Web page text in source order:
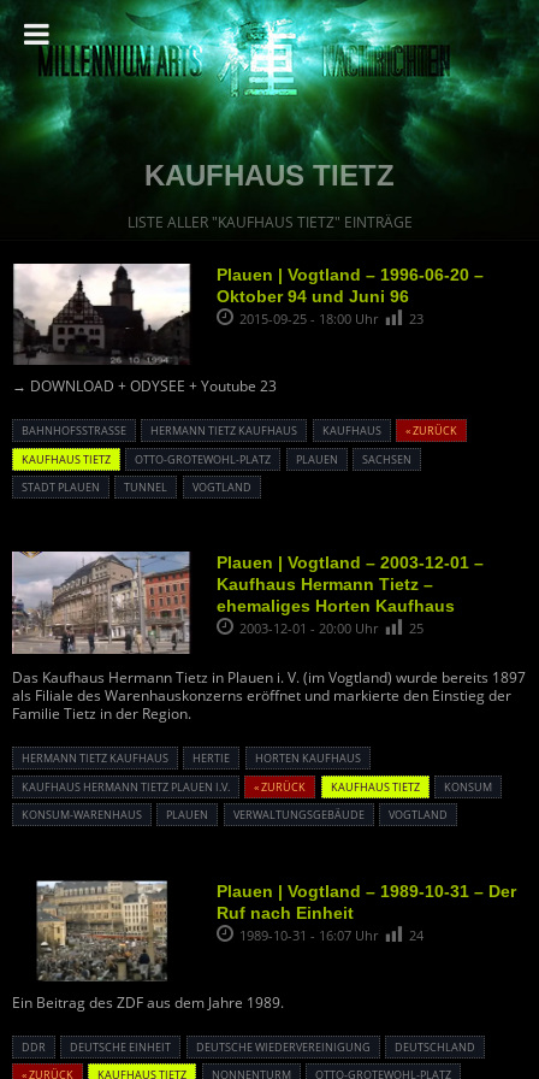
KAUFHAUS TIETZ
LISTE ALLER "KAUFHAUS TIETZ" EINTRÄGE
Plauen | Vogtland – 1996-06-20 –
Oktober 94 und Juni 96
2015-09-25 - 18:00 Uhr 23
→ DOWNLOAD + ODYSEE + Youtube 23
BAHNHOFSSTRASSE HERMANN TIETZ KAUFHAUS KAUFHAUS
« ZURÜCK
KAUFHAUS TIETZ
OTTO-GROTEWOHL-PLATZ PLAUEN
SACHSEN
STADT PLAUEN
TUNNEL VOGTLAND
Plauen | Vogtland – 2003-12-01 –
Kaufhaus Hermann Tietz –
ehemaliges Horten Kaufhaus
2003-12-01 - 20:00 Uhr 25
Das Kaufhaus Hermann Tietz in Plauen i. V. (im Vogtland) wurde bereits 1897
als Filiale des Warenhauskonzerns eröffnet und markierte den Einstieg der
Familie Tietz in der Region.
HERMANN TIETZ KAUFHAUS HERTIE
HORTEN KAUFHAUS
KAUFHAUS HERMANN TIETZ PLAUEN I.V.
« ZURÜCK KAUFHAUS TIETZ
KONSUM
KONSUM-WARENHAUS
PLAUEN VERWALTUNGSGEBÄUDE VOGTLAND
Plauen | Vogtland – 1989-10-31 – Der
Ruf nach Einheit
1989-10-31 - 16:07 Uhr 24
Ein Beitrag des ZDF aus dem Jahre 1989.
DDR DEUTSCHE EINHEIT DEUTSCHE WIEDERVEREINIGUNG
DEUTSCHLAND
« ZURÜCK
KAUFHAUS TIETZ NONNENTURM OTTO-GROTEWOHL-PLATZ